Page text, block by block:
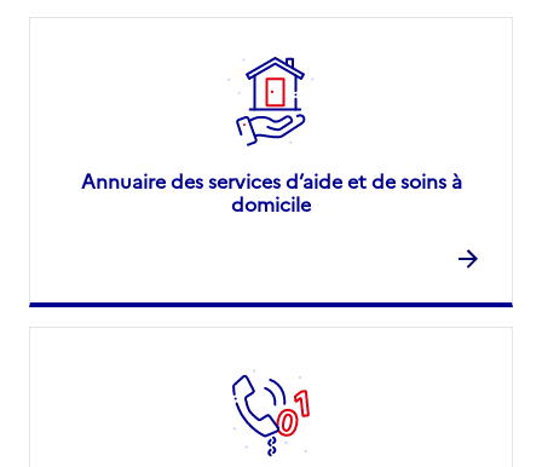
Annuaire des services d’aide et de soins à
domicile